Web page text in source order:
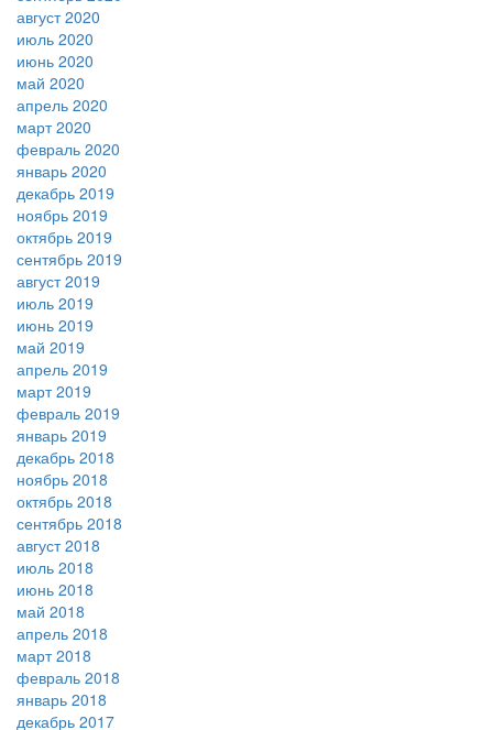
август 2020
июль 2020
июнь 2020
май 2020
апрель 2020
март 2020
февраль 2020
январь 2020
декабрь 2019
ноябрь 2019
октябрь 2019
сентябрь 2019
август 2019
июль 2019
июнь 2019
май 2019
апрель 2019
март 2019
февраль 2019
январь 2019
декабрь 2018
ноябрь 2018
октябрь 2018
сентябрь 2018
август 2018
июль 2018
июнь 2018
май 2018
апрель 2018
март 2018
февраль 2018
январь 2018
декабрь 2017